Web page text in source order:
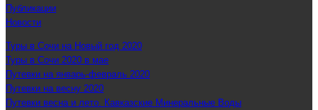
Публикации
Новости
Туры в Сочи на Новый год 2020
Туры в Сочи 2020 в мае
Путевки на январь-февраль 2020
Путевки на весну 2020
Путевки весна и лето. Кавказские Минеральные Воды